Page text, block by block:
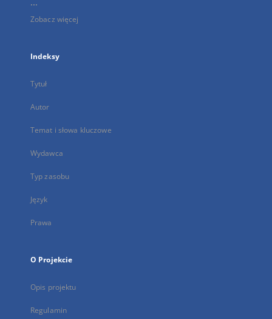
Zobacz więcej
Indeksy
Tytuł
Autor
Temat i słowa kluczowe
Wydawca
Typ zasobu
Język
Prawa
O Projekcie
Opis projektu
Regulamin